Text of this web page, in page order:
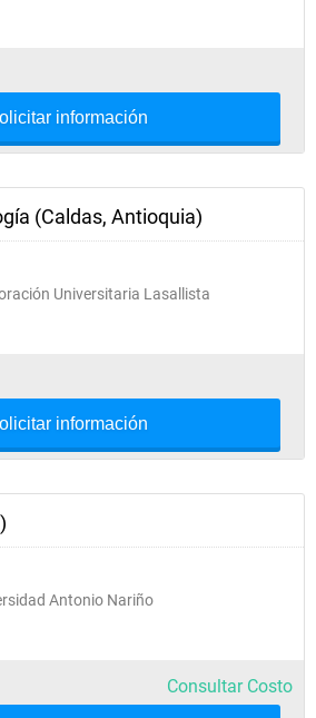
información
(Caldas, Antioquia)
Universitaria Lasallista
información
Antonio Nariño
Consultar Costo